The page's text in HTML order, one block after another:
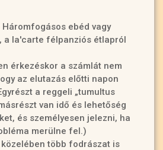
Háromfogásos ebéd vagy
a la'carte félpanziós étlapról
érkezéskor a számlát nem
az elutazás előtti napon
a reggeli „tumultus
van idő és lehetőség
és személyesen jelezni, ha
merülne fel.)
közelében több fodrászat is